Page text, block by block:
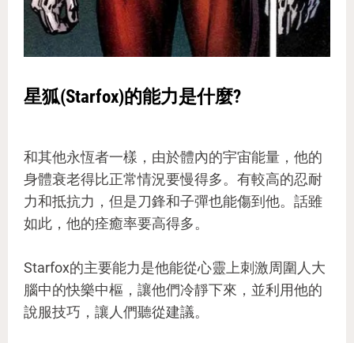
星狐(Starfox)的能力是什麼?
和其他永恆者一樣，由於體內的宇宙能量，他的
身體衰老得比正常情況要慢得多。有較高的忍耐
力和抵抗力，但是刀鋒和子彈也能傷到他。話雖
如此，他的痊癒率要高得多。
Starfox的主要能力是他能從心靈上刺激周圍人大
腦中的快樂中樞，讓他們冷靜下來，並利用他的
說服技巧，讓人們聽從建議。